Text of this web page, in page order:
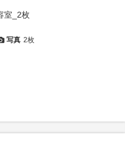
写真 2枚